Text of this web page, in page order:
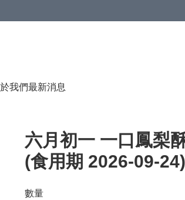
我們最新消息
六月初一 一口鳳梨
(食用期 2026-09-24)
數量